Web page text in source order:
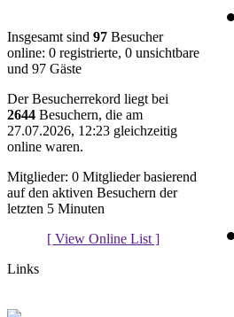
Insgesamt sind 97 Besucher
online: 0 registrierte, 0 unsichtbare
und 97 Gäste
Der Besucherrekord liegt bei
2644 Besuchern, die am
27.07.2026, 12:23 gleichzeitig
online waren.
Mitglieder: 0 Mitglieder basierend
auf den aktiven Besuchern der
letzten 5 Minuten
[ View Online List ]
Links